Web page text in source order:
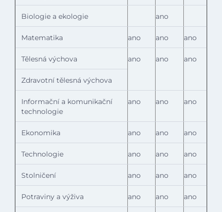
Biologie a ekologie ano
Matematika ano ano ano
Tělesná výchova ano ano ano
Zdravotní tělesná výchova
Informační a komunikační
technologie
ano ano ano
Ekonomika ano ano ano
Technologie ano ano ano
Stolničení ano ano ano
Potraviny a výživa ano ano ano